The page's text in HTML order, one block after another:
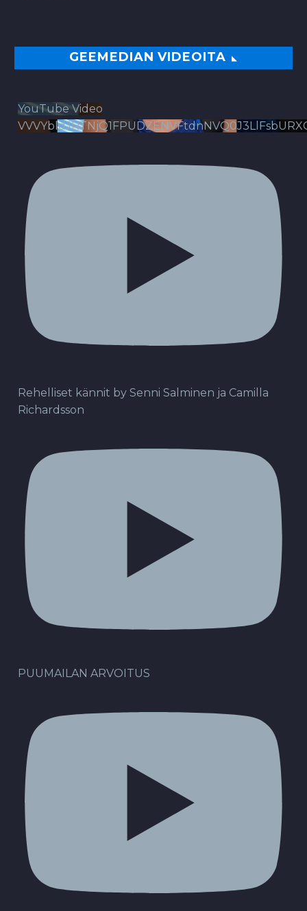
GEEMEDIAN VIDEOITA
YouTube Video
Rehelliset kännit by Senni Salminen ja Camilla
Richardsson
PUUMAILAN ARVOITUS